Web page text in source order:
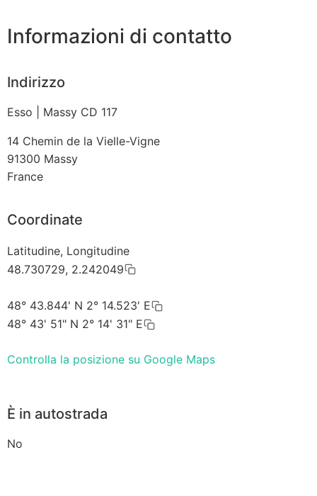
Informazioni di contatto
Indirizzo
Esso | Massy CD 117
14 Chemin de la Vielle-Vigne
91300 Massy
France
Coordinate
Latitudine, Longitudine
48.730729, 2.242049
48° 43.844' N 2° 14.523' E
48° 43' 51" N 2° 14' 31" E
Controlla la posizione su Google Maps
È in autostrada
No